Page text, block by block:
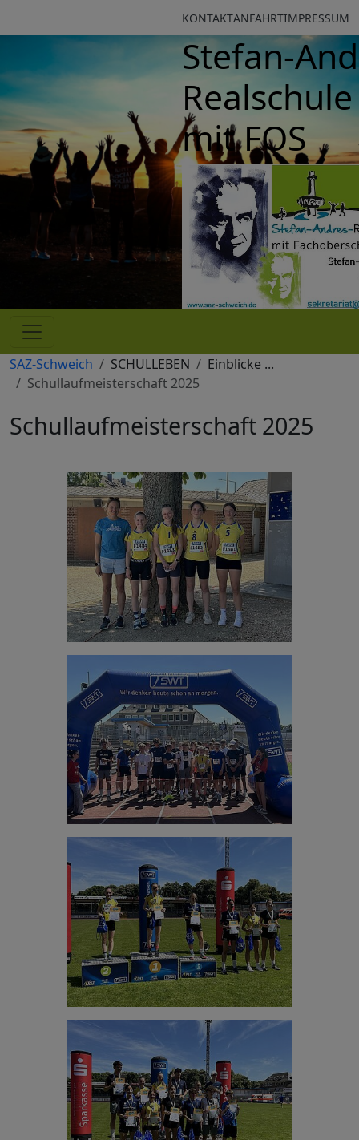
KONTAKTANFAHRTIMPRESSUM
Stefan-
Realschule
mit FOS
SAZ-Schweich SCHULLEBEN
Einblicke ...
Schullaufmeisterschaft 2025
Schullaufmeisterschaft 2025